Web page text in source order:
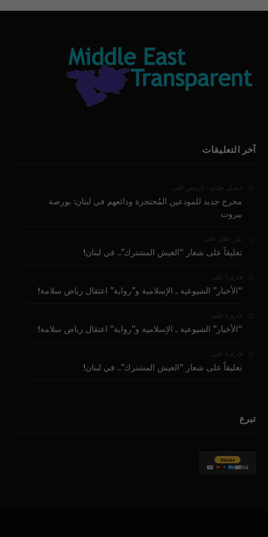
آخر التعليقات
فضيل حمّود - باريس على
مخرج جديد للمودعين المُحتجزة ودائعهم في لبنان: بورصة
بيروت
بيار عقل على
تعليقاً على شعار “العيش المشترك”.. في لبنان!
قارىء على
“الأخبار” الشيوعية ـ الإسلامية و”رواية” اعتقال رياض سلامة!
قارىء على
“الأخبار” الشيوعية ـ الإسلامية و”رواية” اعتقال رياض سلامة!
قارىء على
تعليقاً على شعار “العيش المشترك”.. في لبنان!
تبرع